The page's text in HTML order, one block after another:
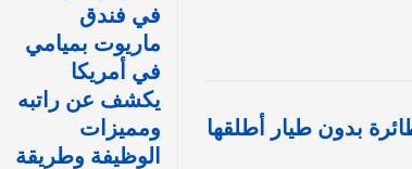
بدون طيار أطلقها
في فندق
ماريوت بميامي
في أمريكا
يكشف عن راتبه
ومميزات
الوظيفة وطريقة